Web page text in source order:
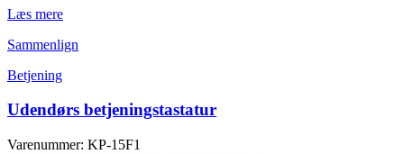
Læs mere
Sammenlign
Betjening
Udendørs betjeningstastatur
Varenummer: KP-15F1